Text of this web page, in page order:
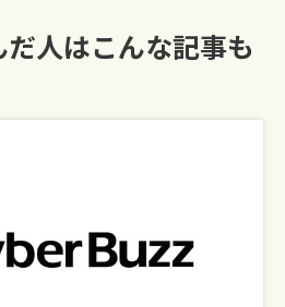
人はこんな記事も